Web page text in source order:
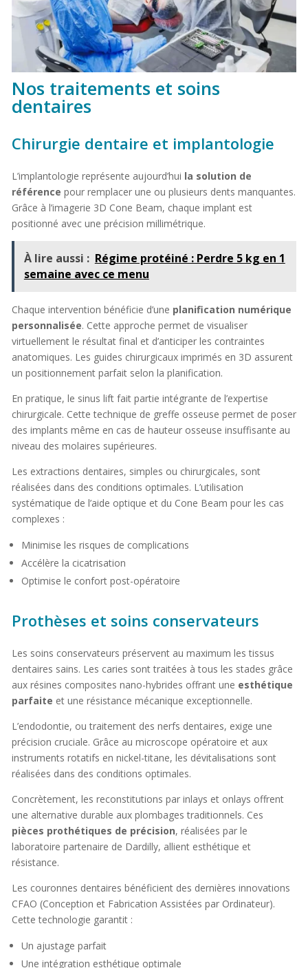
Nos traitements et soins
dentaires
Chirurgie dentaire et implantologie
L’implantologie représente aujourd’hui la solution de
référence pour remplacer une ou plusieurs dents manquantes.
Grâce à l’imagerie 3D Cone Beam, chaque implant est
positionné avec une précision millimétrique.
À lire aussi : Régime protéiné : Perdre 5 kg en 1
semaine avec ce menu
Chaque intervention bénéficie d’une planification numérique
personnalisée. Cette approche permet de visualiser
virtuellement le résultat final et d’anticiper les contraintes
anatomiques. Les guides chirurgicaux imprimés en 3D assurent
un positionnement parfait selon la planification.
En pratique, le sinus lift fait partie intégrante de l’expertise
chirurgicale. Cette technique de greffe osseuse permet de poser
des implants même en cas de hauteur osseuse insuffisante au
niveau des molaires supérieures.
Les extractions dentaires, simples ou chirurgicales, sont
réalisées dans des conditions optimales. L’utilisation
systématique de l’aide optique et du Cone Beam pour les cas
complexes :
Minimise les risques de complications
Accélère la cicatrisation
Optimise le confort post-opératoire
Prothèses et soins conservateurs
Les soins conservateurs préservent au maximum les tissus
dentaires sains. Les caries sont traitées à tous les stades grâce
aux résines composites nano-hybrides offrant une esthétique
parfaite et une résistance mécanique exceptionnelle.
L’endodontie, ou traitement des nerfs dentaires, exige une
précision cruciale. Grâce au microscope opératoire et aux
instruments rotatifs en nickel-titane, les dévitalisations sont
réalisées dans des conditions optimales.
Concrètement, les reconstitutions par inlays et onlays offrent
une alternative durable aux plombages traditionnels. Ces
pièces prothétiques de précision, réalisées par le
laboratoire partenaire de Dardilly, allient esthétique et
résistance.
Les couronnes dentaires bénéficient des dernières innovations
CFAO (Conception et Fabrication Assistées par Ordinateur).
Cette technologie garantit :
Un ajustage parfait
Une intégration esthétique optimale